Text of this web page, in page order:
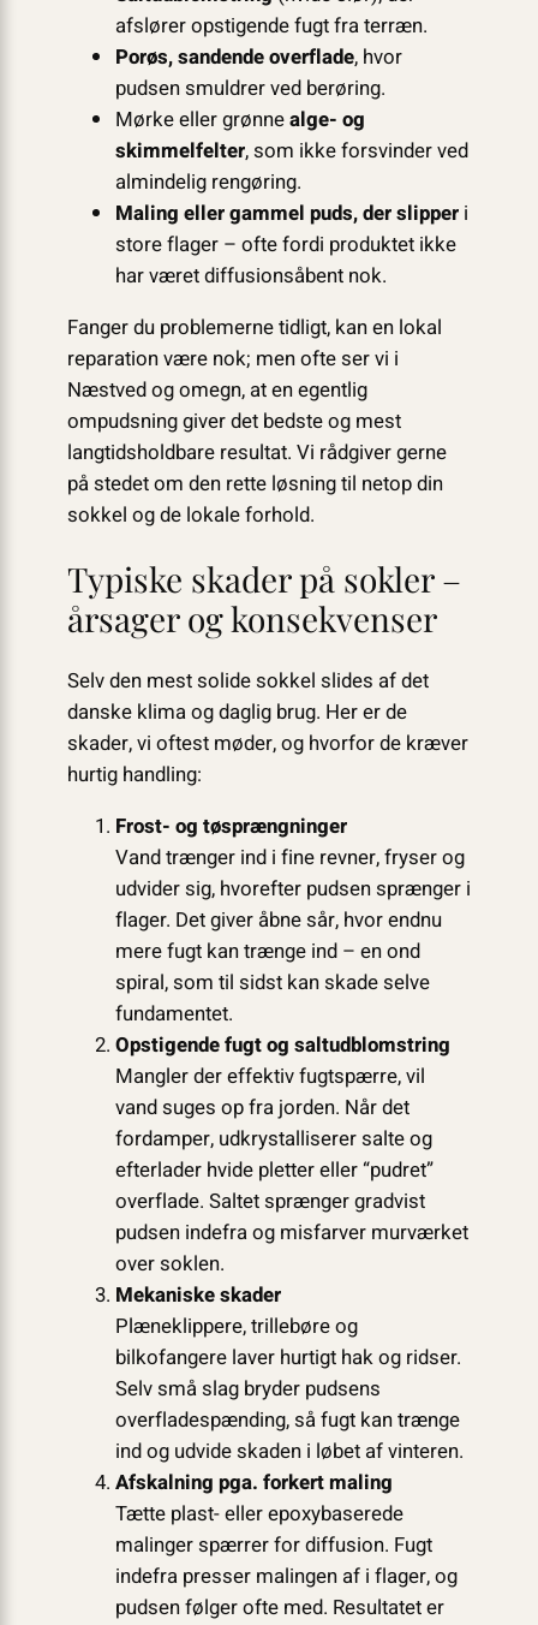
afslører opstigende fugt fra terræn.
Porøs, sandende overflade, hvor
pudsen smuldrer ved berøring.
Mørke eller grønnealge- og
skimmelfelter, som ikke forsvinder ved
almindelig rengøring.
Maling eller gammel puds, der slipperi
store flager – ofte fordi produktet ikke
har været diffusionsåbent nok.
Fanger du problemerne tidligt, kan en lokal
reparation være nok; men ofte ser vi i
Næstved og omegn, at en egentlig
ompudsning giver det bedste og mest
langtidsholdbare resultat. Vi rådgiver gerne
på stedet om den rette løsning til netop din
sokkel og de lokale forhold.
Typiske skader på sokler –
årsager og konsekvenser
Selv den mest solide sokkel slides af det
danske klima og daglig brug. Her er de
skader, vi oftest møder, og hvorfor de kræver
hurtig handling:
Frost- og tøsprængninger
Vand trænger ind i fine revner, fryser og
udvider sig, hvorefter pudsen sprænger i
flager. Det giver åbne sår, hvor endnu
mere fugt kan trænge ind – en ond
spiral, som til sidst kan skade selve
fundamentet.
Opstigende fugt og saltudblomstring
Mangler der effektiv fugtspærre, vil
vand suges op fra jorden. Når det
fordamper, udkrystalliserer salte og
efterlader hvide pletter eller “pudret”
overflade. Saltet sprænger gradvist
pudsen indefra og misfarver murværket
over soklen.
Mekaniske skader
Plæneklippere, trillebøre og
bilkofangere laver hurtigt hak og ridser.
Selv små slag bryder pudsens
overfladespænding, så fugt kan trænge
ind og udvide skaden i løbet af vinteren.
Afskalning pga. forkert maling
Tætte plast- eller epoxy­baserede
malinger spærrer for diffusion. Fugt
indefra presser malingen af i flager, og
pudsen følger ofte med. Resultatet er